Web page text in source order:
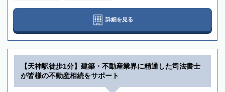
詳細を見る
【天神駅徒歩1分】建築・不動産業界に精通した司法書士
が皆様の不動産相続をサポート